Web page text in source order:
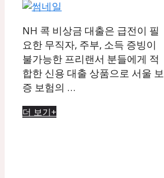
NH 콕 비상금 대출은 급전이 필
요한 무직자, 주부, 소득 증빙이
불가능한 프리랜서 분들에게 적
합한 신용 대출 상품으로 서울 보
증 보험의 …
더 보기+